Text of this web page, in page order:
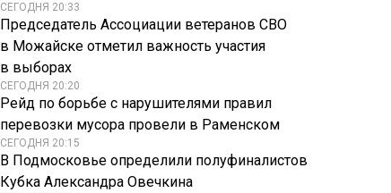
СЕГОДНЯ 20:33
Председатель Ассоциации ветеранов СВО
в Можайске отметил важность участия
в выборах
СЕГОДНЯ 20:20
Рейд по борьбе с нарушителями правил
перевозки мусора провели в Раменском
СЕГОДНЯ 20:15
В Подмосковье определили полуфиналистов
Кубка Александра Овечкина